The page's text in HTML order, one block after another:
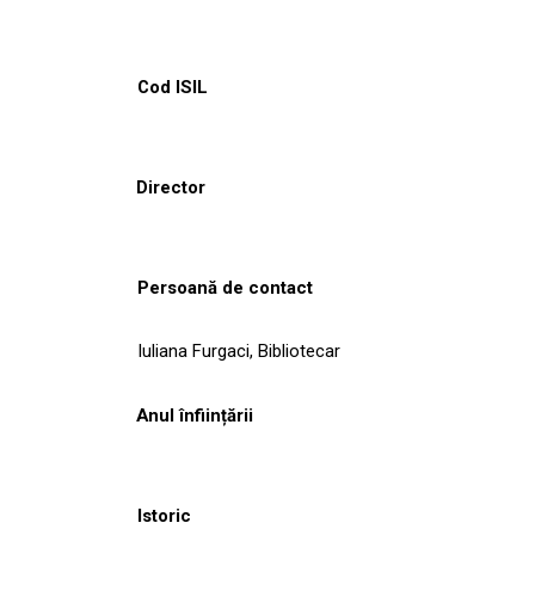
Cod ISIL
Director
Persoană de contact
Iuliana Furgaci, Bibliotecar
Anul înființării
Istoric